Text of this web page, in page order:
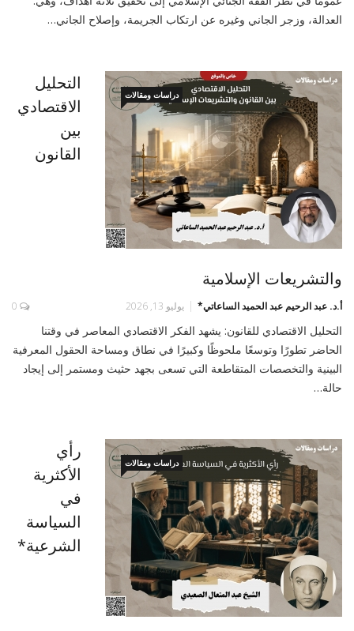
العدالة، وزجر الجاني وغيره عن ارتكاب الجريمة، وإصلاح الجاني…
دراسات ومقالات
التحليل
الاقتصادي
بين
القانون
والتشريعات الإسلامية
أ.د. عبد الرحيم عبد الحميد الساعاتي* يوليو 13, 2026 0
التحليل الاقتصادي للقانون: يشهد الفكر الاقتصادي المعاصر في وقتنا
الحاضر تطورًا وتوسعًا ملحوظًا وكبيرًا في نطاق ومساحة الحقول المعرفية
البينية والتخصصات المتقاطعة التي تسعى بجهد حثيث ومستمر إلى إيجاد
حالة…
دراسات ومقالات
رأي
الأكثرية
في
السياسة
الشرعية*